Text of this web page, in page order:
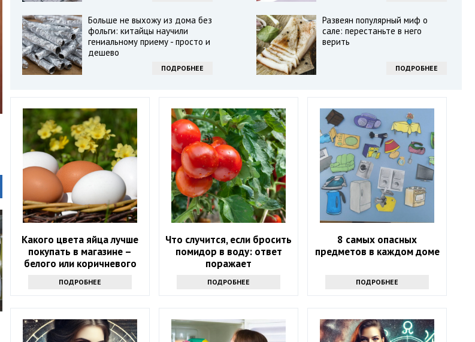
Больше не выхожу из дома без
фольги: китайцы научили
гениальному приему - просто и
дешево
ПОДРОБНЕЕ
Развеян популярный миф о
сале: перестаньте в него
верить
ПОДРОБНЕЕ
Какого цвета яйца лучше
покупать в магазине –
белого или коричневого
ПОДРОБНЕЕ
Что случится, если бросить
помидор в воду: ответ
поражает
ПОДРОБНЕЕ
8 самых опасных
предметов в каждом доме
ПОДРОБНЕЕ